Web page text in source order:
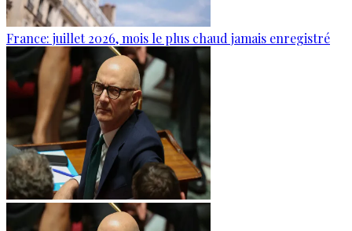
France: juillet 2026, mois le plus chaud jamais enregistré